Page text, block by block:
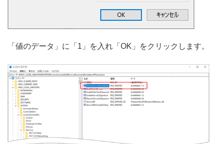
「値のデータ」に「1」を入れ「OK」をクリックします。